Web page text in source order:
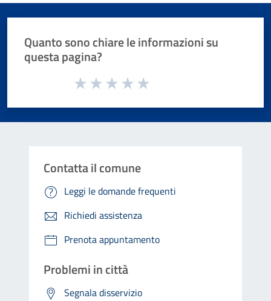
Quanto sono chiare le informazioni su
questa pagina?
Valuta da 1 a 5 stelle la pagina
Contatta il comune
Leggi le domande frequenti
Richiedi assistenza
Prenota appuntamento
Problemi in città
Segnala disservizio